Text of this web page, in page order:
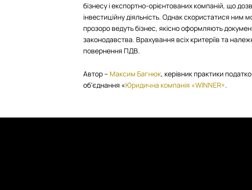
бізнесу і експортно-орієнтованих компаній, що
інвестиційну діяльність. Однак скористатися ним
прозоро ведуть бізнес, якісно оформляють
законодавства. Врахування всіх критеріїв та
повернення ПДВ.
Автор – Максим Багнюк, керівник практики
обʼєднання «Юридична компанія «WINNER».